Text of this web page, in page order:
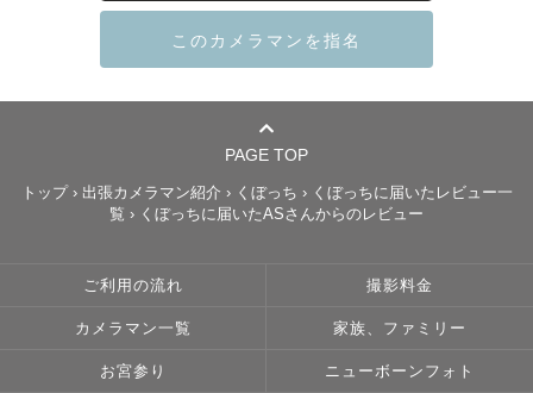
その幸せを、今度は自分が、これから出会う皆様に届けた
看護師として、お子様の気持ちに寄り添うように、カメラ
マンとしても、あなたの大切な瞬間に寄り添います。
あなたらしい瞬間を、あなたと一緒に見つけていくこと。
それが自分の大切にしていることです。
そんな一枚を、あなたと作って行けたら嬉しいです。
【撮影スケジュールについて】
PAGE TOP
トップ› 出張カメラマン紹介 › くぼっち › くぼっちに届いたレビュー一
覧 › くぼっちに届いたASさんからのレビュー
ご利用の流れ 撮影料金
カメラマン一覧 家族、ファミリー
お宮参り ニューボーンフォト